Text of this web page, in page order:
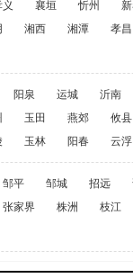
襄垣 忻州
湘西 湘潭 孝昌
阳泉 运城 沂南
玉田 燕郊 攸县
玉林 阳春 云浮
邹平 邹城 招远
张家界 株洲 枝江